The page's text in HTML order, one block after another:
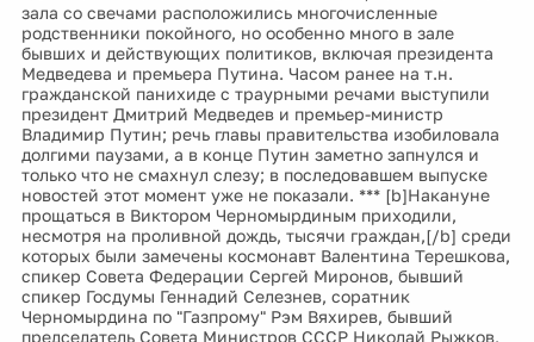
зала со свечами расположились многочисленные
родственники покойного, но особенно много в зале
бывших и действующих политиков, включая президента
Медведева и премьера Путина. Часом ранее на т.н.
гражданской панихиде с траурными речами выступили
президент Дмитрий Медведев и премьер-министр
Владимир Путин; речь главы правительства изобиловала
долгими паузами, а в конце Путин заметно запнулся и
только что не смахнул слезу; в последовавшем выпуске
новостей этот момент уже не показали. *** [b]Накануне
прощаться в Виктором Черномырдиным приходили,
несмотря на проливной дождь, тысячи граждан,[/b] среди
которых были замечены космонавт Валентина Терешкова,
спикер Совета Федерации Сергей Миронов, бывший
спикер Госдумы Геннадий Селезнев, соратник
Черномырдина по "Газпрому" Рэм Вяхирев, бывший
председатель Совета Министров СССР Николай Рыжков,